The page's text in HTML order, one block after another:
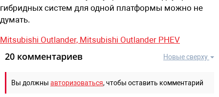
гибридных систем для одной платформы можно не
думать.
Mitsubishi Outlander, Mitsubishi Outlander PHEV
Новые сверху
20 комментариев
Вы должны авторизоваться, чтобы оставить комментарий